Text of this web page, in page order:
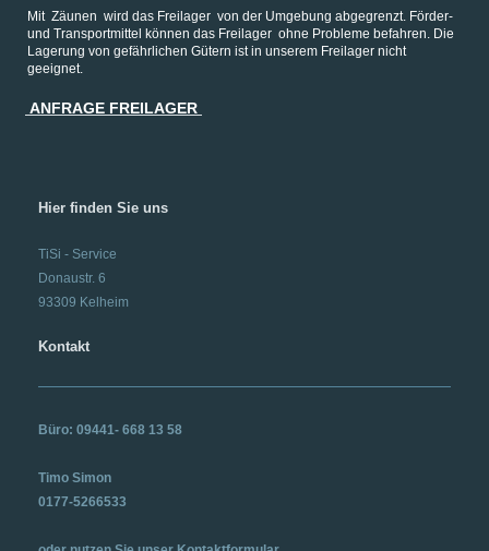
Mit Zäunen wird das Freilager von der Umgebung abgegrenzt. Förder-
und Transportmittel können das Freilager ohne Probleme befahren. Die
Lagerung von gefährlichen Gütern ist in unserem Freilager nicht
geeignet.
ANFRAGE FREILAGER
Hier finden Sie uns
TiSi - Service
Donaustr. 6
93309 Kelheim
Kontakt
Büro: 09441- 668 13 58
Timo Simon
0177-5266533